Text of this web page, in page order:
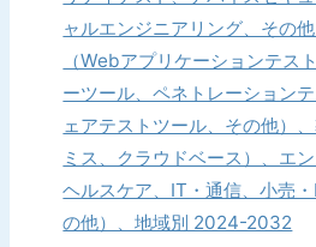
ャルエンジニアリング、その
（Webアプリケーションテス
ーツール、ペネトレーション
ェアテストツール、その他）
ミス、クラウドベース）、エ
ヘルスケア、IT・通信、小売
の他）、地域別 2024-2032